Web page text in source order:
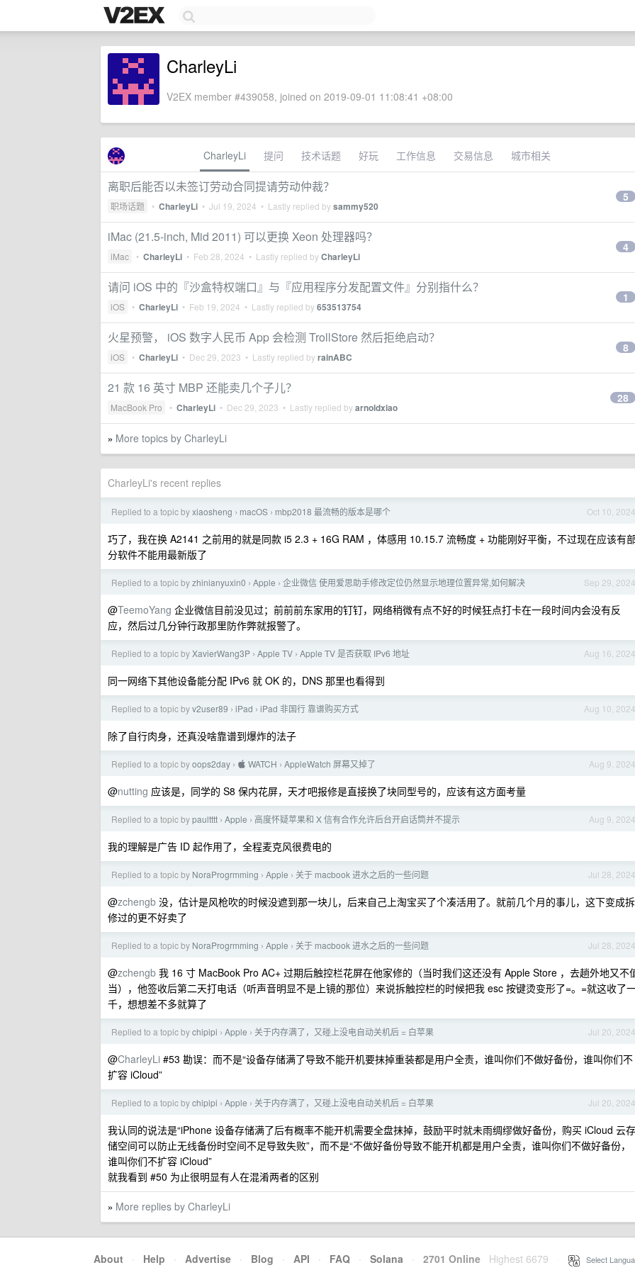
CharleyLi
V2EX member #439058, joined on 2019-09-01 11:08:41 +08:00
CharleyLi 提问 技术话题 好玩 工作信息 交易信息 城市相关
离职后能否以未签订劳动合同提请劳动仲裁？
职场话题 • CharleyLi • Jul 19, 2024 • Lastly replied bysammy520
5
iMac (21.5-inch, Mid 2011) 可以更换 Xeon 处理器吗？
iMac • CharleyLi • Feb 28, 2024 • Lastly replied byCharleyLi
4
请问 iOS 中的『沙盒特权端口』与『应用程序分发配置文件』分别指什么？
iOS • CharleyLi • Feb 19, 2024 • Lastly replied by653513754
1
火星预警， iOS 数字人民币 App 会检测 TrollStore 然后拒绝启动？
iOS • CharleyLi • Dec 29, 2023 • Lastly replied byrainABC
8
21 款 16 英寸 MBP 还能卖几个子儿？
MacBook Pro • CharleyLi • Dec 29, 2023 • Lastly replied byarnoldxiao
28
» More topics by CharleyLi
CharleyLi's recent replies
Oct 10, 2024
Replied to a topic byxiaosheng › macOS › mbp2018 最流畅的版本是哪个
巧了，我在换 A2141 之前用的就是同款 i5 2.3 + 16G RAM ，体感用 10.15.7 流畅度 + 功能刚好平衡，不过现在应该有
分软件不能用最新版了
Sep 29, 2024
Replied to a topic byzhinianyuxin0 › Apple › 企业微信 使用爱思助手修改定位仍然显示地理位置异常,如何解决
@TeemoYang 企业微信目前没见过；前前前东家用的钉钉，网络稍微有点不好的时候狂点打卡在一段时间内会没有反
应，然后过几分钟行政那里防作弊就报警了。
Aug 16, 2024
Replied to a topic byXavierWang3P › Apple TV › Apple TV 是否获取 IPv6 地址
同一网络下其他设备能分配 IPv6 就 OK 的，DNS 那里也看得到
Aug 10, 2024
Replied to a topic byv2user89 › iPad › iPad 非国行 靠谱购买方式
除了自行肉身，还真没啥靠谱到爆炸的法子
Aug 9, 2024
Replied to a topic byoops2day ›  WATCH › AppleWatch 屏幕又掉了
@nutting 应该是，同学的 S8 保内花屏，天才吧报修是直接换了块同型号的，应该有这方面考量
Aug 9, 2024
Replied to a topic bypaultttt › Apple › 高度怀疑苹果和 X 信有合作允许后台开启话筒并不提示
我的理解是广告 ID 起作用了，全程麦克风很费电的
Jul 28, 2024
Replied to a topic by NoraProgrmming › Apple › 关于 macbook 进水之后的一些问题
@zchengb 没，估计是风枪吹的时候没遮到那一块儿，后来自己上淘宝买了个凑活用了。就前几个月的事儿，这下变成拆
修过的更不好卖了
Jul 28, 2024
Replied to a topic by NoraProgrmming › Apple › 关于 macbook 进水之后的一些问题
@zchengb 我 16 寸 MacBook Pro AC+ 过期后触控栏花屏在他家修的（当时我们这还没有 Apple Store ，去趟外地又不
当），他签收后第二天打电话（听声音明显不是上镜的那位）来说拆触控栏的时候把我 esc 按键烫变形了=。=就这收了
千，想想差不多就算了
Jul 20, 2024
Replied to a topic bychipipi › Apple › 关于内存满了，又碰上没电自动关机后 = 白苹果
@CharleyLi #53 勘误：而不是“设备存储满了导致不能开机要抹掉重装都是用户全责，谁叫你们不做好备份，谁叫你们不
扩容 iCloud”
Jul 20, 2024
Replied to a topic bychipipi › Apple › 关于内存满了，又碰上没电自动关机后 = 白苹果
我认同的说法是“iPhone 设备存储满了后有概率不能开机需要全盘抹掉，鼓励平时就未雨绸缪做好备份，购买 iCloud 云存
储空间可以防止无线备份时空间不足导致失败”，而不是“不做好备份导致不能开机都是用户全责，谁叫你们不做好备份，
谁叫你们不扩容 iCloud”
就我看到 #50 为止很明显有人在混淆两者的区别
» More replies by CharleyLi
About · Help · Advertise · Blog · API · FAQ · Solana · 2701 Online Highest 6679 Select